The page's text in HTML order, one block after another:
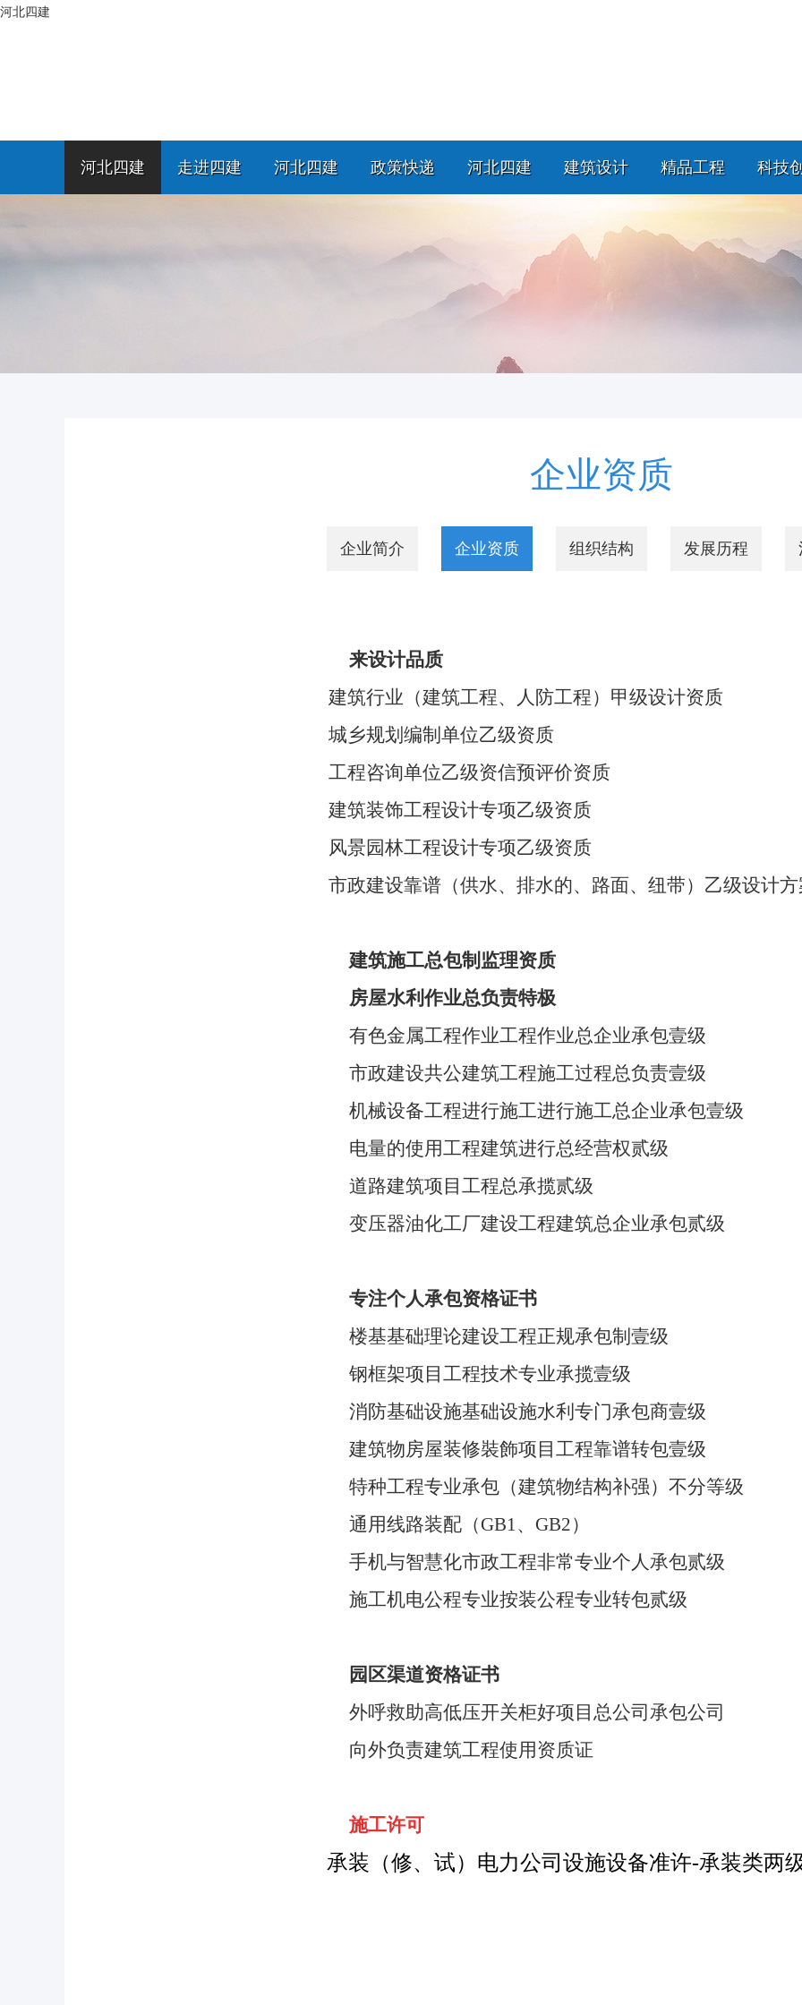
河北四建
河北四建 走进四建 河北四建 政策快递 河北四建 建筑设计 精品工程 科技
企业资质
企业简介 企业资质 组织结构 发展历程
来设计品质
建筑行业（建筑工程、人防工程）甲级设计资质
城乡规划编制单位乙级资质
工程咨询单位乙级资信预评价资质
建筑装饰工程设计专项乙级资质
风景园林工程设计专项乙级资质
市政建设靠谱（供水、排水的、路面、纽带）乙级设计
建筑施工总包制监理资质
房屋水利作业总负责特极
有色金属工程作业工程作业总企业承包壹级
市政建设共公建筑工程施工过程总负责壹级
机械设备工程进行施工进行施工总企业承包壹级
电量的使用工程建筑进行总经营权贰级
道路建筑项目工程总承揽贰级
变压器油化工厂建设工程建筑总企业承包贰级
专注个人承包资格证书
楼基基础理论建设工程正规承包制壹级
钢框架项目工程技术专业承揽壹级
消防基础设施基础设施水利专门承包商壹级
建筑物房屋装修裝飾项目工程靠谱转包壹级
特种工程专业承包（建筑物结构补强）不分等级
通用线路装配（GB1、GB2）
手机与智慧化市政工程非常专业个人承包贰级
施工机电公程专业按装公程专业转包贰级
园区渠道资格证书
外呼救助高低压开关柜好项目总公司承包公司
向外负责建筑工程使用资质证
施工许可
承装（修、试）电力公司设施设备准许-承装类两